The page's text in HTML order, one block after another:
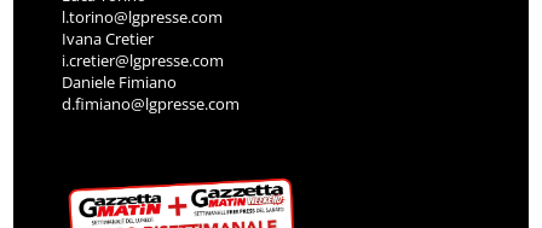
l.torino@lgpresse.com
Ivana Cretier
i.cretier@lgpresse.com
Daniele Fimiano
d.fimiano@lgpresse.com